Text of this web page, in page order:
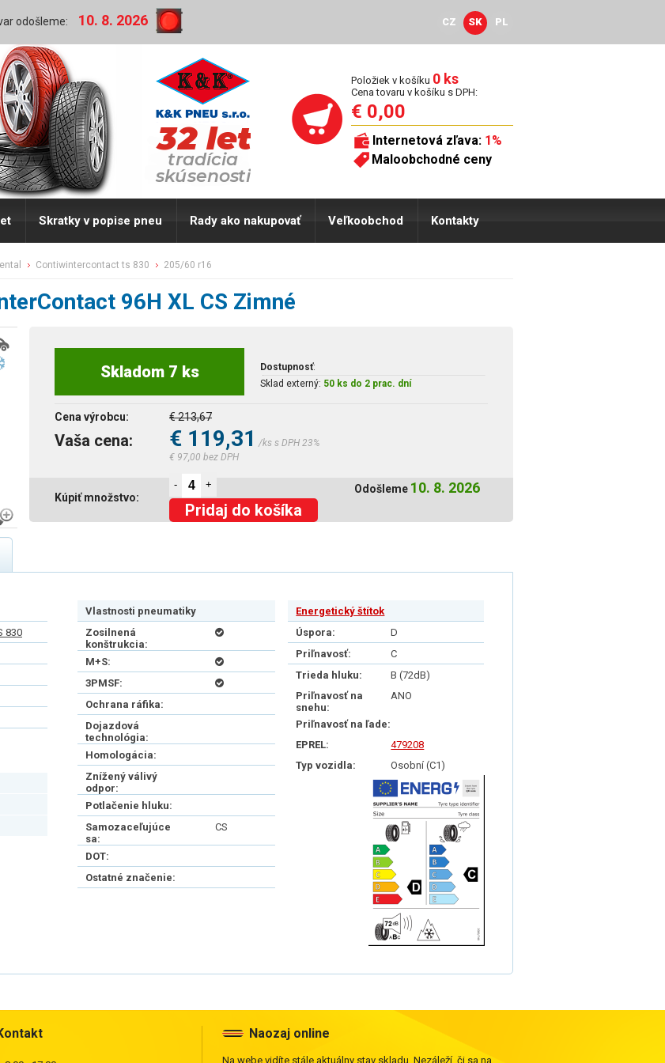
odošleme: 10. 8. 2026 CZ SK PL
Položiek v košíku 0 ks
Cena tovaru v košíku s DPH:
€ 0,00
Internetová zľava: 1%
Maloobchodné ceny
Skratky v popise pneu Rady ako nakupovať Veľkoobchod Kontakty
contiwintercontact ts 830 205/60 r16
96H XL CS Zimné
Skladom 7 ks Dostupnosť:
Sklad externý: 50 ks do 2 prac. dní
Cena výrobcu: € 213,67
Vaša cena: € 119,31 /ks s DPH 23%
€ 97,00 bez DPH
Kúpiť množstvo:
Odošleme 10. 8. 2026
- +
Pridaj do košíka
830
Vlastnosti pneumatiky
Zosilnená
konštrukcia:
M+S:
3PMSF:
Ochrana ráfika:
Dojazdová
technológia:
Homologácia:
Znížený válivý
odpor:
Potlačenie hluku:
Samozaceľujúce
sa:
CS
DOT:
Ostatné značenie:
Energetický štítok
Úspora:
D
Priľnavosť:
C
Trieda hluku:
B (72dB)
Priľnavosť na
snehu:
ANO
Priľnavosť na ľade:
EPREL:
479208
Typ vozidla:
Osobní (C1)
Naozaj online
Na webe vidíte stále aktuálny stav skladu. Nezáleží, či sa na